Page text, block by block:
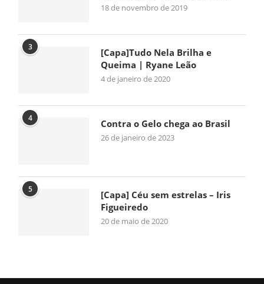
18 de novembro de 2019
3
[Capa]Tudo Nela Brilha e
Queima | Ryane Leão
4 de janeiro de 2020
4 Contra o Gelo chega ao Brasil
26 de janeiro de 2023
5
[Capa] Céu sem estrelas – Iris
Figueiredo
20 de maio de 2020